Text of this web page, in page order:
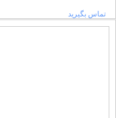
تماس بگیرید